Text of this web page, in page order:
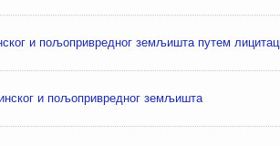
и пољопривредног земљишта путем
и пољопривредног земљишта